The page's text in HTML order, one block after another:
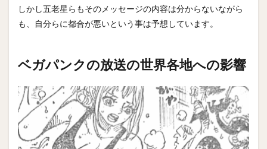
しかし五老星らもそのメッセージの内容は分からないながら
も、自分らに都合が悪いという事は予想しています。
ベガパンクの放送の世界各地への影響